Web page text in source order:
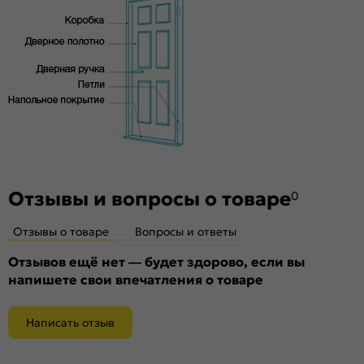
высококачественного соснового бруса и MDF,
и практически бесшумного закрывания
Отзывы и вопросы о товаре0
Отзывы о товаре Вопросы и ответы
Отзывов ещё нет — будет здорово, если вы
напишете свои впечатления о товаре
Написать отзыв